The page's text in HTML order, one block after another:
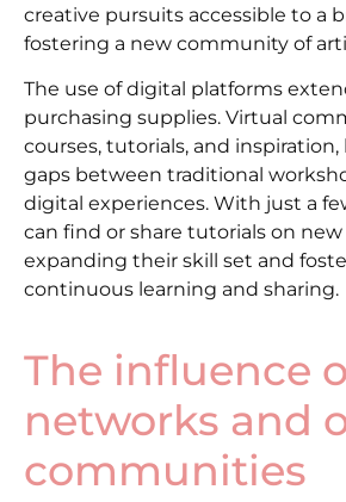
creative pursuits accessible to a
fostering a new community of
The use of digital platforms
purchasing supplies. Virtual
courses, tutorials, and
gaps between traditional
digital experiences. With just a
can find or share tutorials on
expanding their skill set and
continuous learning and sharing.
The influence
networks and
communities